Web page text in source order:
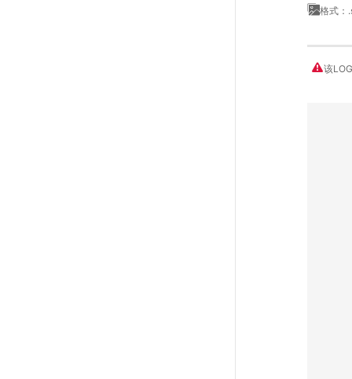
格式：
该